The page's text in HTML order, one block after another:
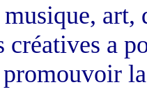
art,
créatives a
promouvoir